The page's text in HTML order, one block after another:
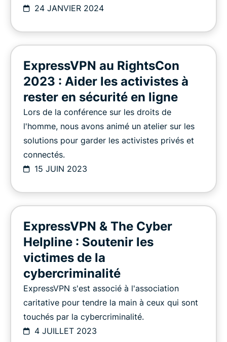
24 JANVIER 2024
ExpressVPN au RightsCon
2023 : Aider les activistes à
rester en sécurité en ligne
Lors de la conférence sur les droits de
l'homme, nous avons animé un atelier sur les
solutions pour garder les activistes privés et
connectés.
15 JUIN 2023
ExpressVPN & The Cyber
Helpline : Soutenir les
victimes de la
cybercriminalité
ExpressVPN s'est associé à l'association
caritative pour tendre la main à ceux qui sont
touchés par la cybercriminalité.
4 JUILLET 2023